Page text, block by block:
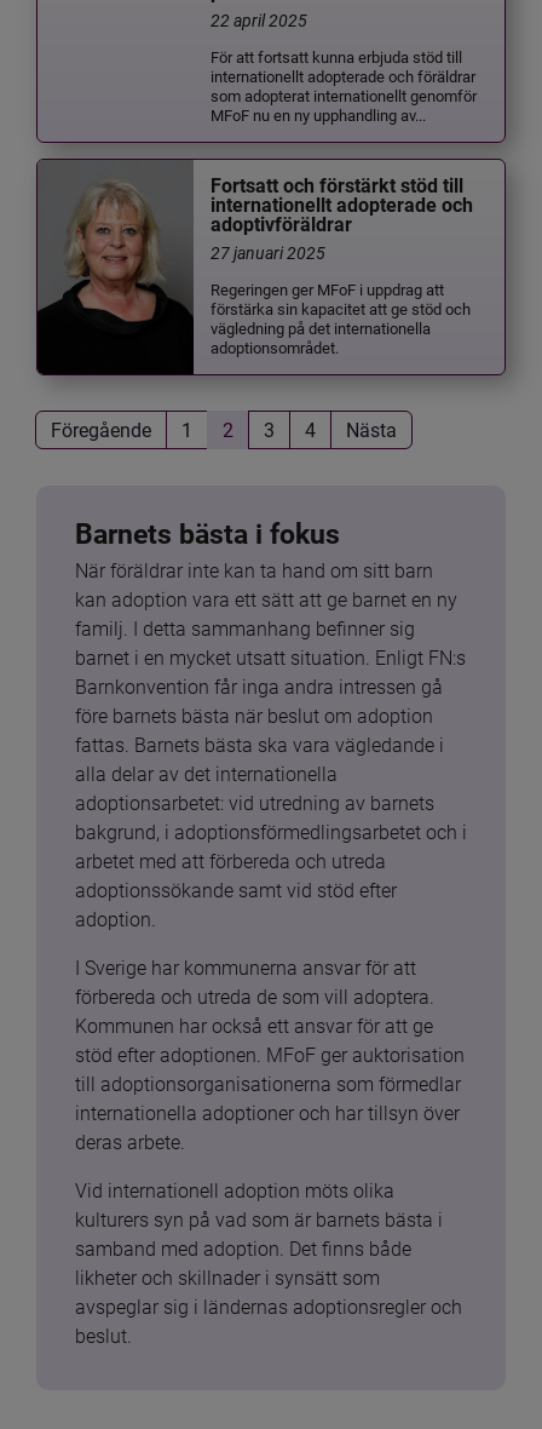
22 april 2025
För att fortsatt kunna erbjuda stöd till
internationellt adopterade och föräldrar
som adopterat internationellt genomför
MFoF nu en ny upphandling av...
Fortsatt och förstärkt stöd till
internationellt adopterade och
adoptivföräldrar
27 januari 2025
Regeringen ger MFoF i uppdrag att
förstärka sin kapacitet att ge stöd och
vägledning på det internationella
adoptionsområdet.
Föregående 1 2 3 4 Nästa
Barnets bästa i fokus
När föräldrar inte kan ta hand om sitt barn
kan adoption vara ett sätt att ge barnet en ny
familj. I detta sammanhang befinner sig
barnet i en mycket utsatt situation. Enligt FN:s
Barnkonvention får inga andra intressen gå
före barnets bästa när beslut om adoption
fattas. Barnets bästa ska vara vägledande i
alla delar av det internationella
adoptionsarbetet: vid utredning av barnets
bakgrund, i adoptionsförmedlingsarbetet och i
arbetet med att förbereda och utreda
adoptionssökande samt vid stöd efter
adoption.
I Sverige har kommunerna ansvar för att
förbereda och utreda de som vill adoptera.
Kommunen har också ett ansvar för att ge
stöd efter adoptionen. MFoF ger auktorisation
till adoptionsorganisationerna som förmedlar
internationella adoptioner och har tillsyn över
deras arbete.
Vid internationell adoption möts olika
kulturers syn på vad som är barnets bästa i
samband med adoption. Det finns både
likheter och skillnader i synsätt som
avspeglar sig i ländernas adoptionsregler och
beslut.